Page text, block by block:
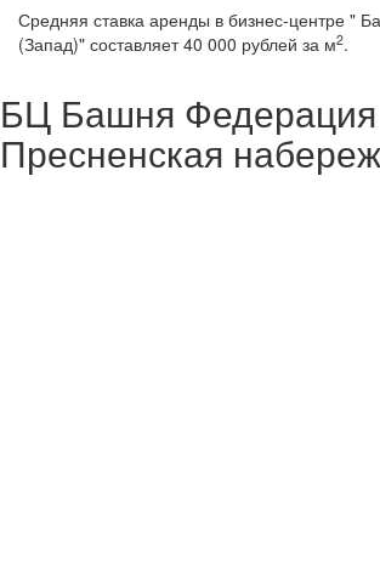
Средняя ставка аренды в бизнес-центре "
(Запад)" составляет 40 000 рублей за м2.
БЦ Башня
Пресненская